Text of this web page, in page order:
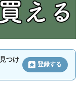
見つけ
登録する